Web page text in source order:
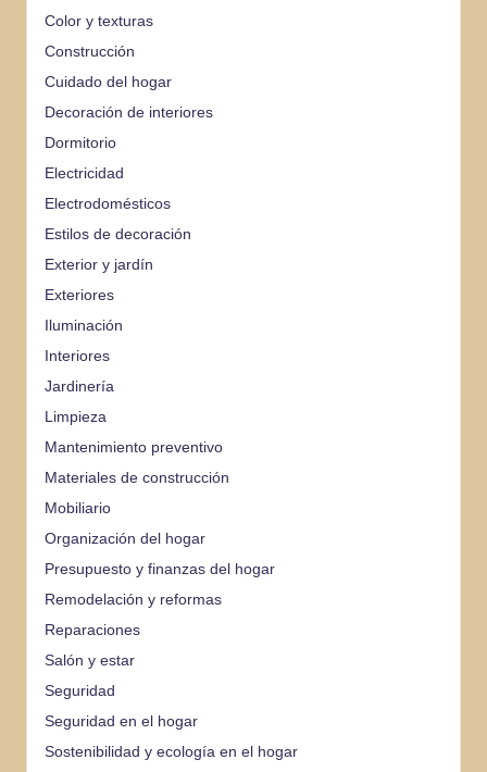
Color y texturas
Construcción
Cuidado del hogar
Decoración de interiores
Dormitorio
Electricidad
Electrodomésticos
Estilos de decoración
Exterior y jardín
Exteriores
Iluminación
Interiores
Jardinería
Limpieza
Mantenimiento preventivo
Materiales de construcción
Mobiliario
Organización del hogar
Presupuesto y finanzas del hogar
Remodelación y reformas
Reparaciones
Salón y estar
Seguridad
Seguridad en el hogar
Sostenibilidad y ecología en el hogar